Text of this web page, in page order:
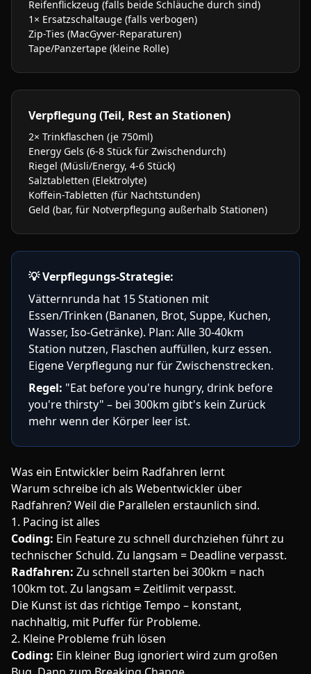
Reifenflickzeug (falls beide Schläuche durch sind)
1× Ersatzschaltauge (falls verbogen)
Zip-Ties (MacGyver-Reparaturen)
Tape/Panzertape (kleine Rolle)
Verpflegung (Teil, Rest an Stationen)
2× Trinkflaschen (je 750ml)
Energy Gels (6-8 Stück für Zwischendurch)
Riegel (Müsli/Energy, 4-6 Stück)
Salztabletten (Elektrolyte)
Koffein-Tabletten (für Nachtstunden)
Geld (bar, für Notverpflegung außerhalb Stationen)
💡Verpflegungs-Strategie:
Vätternrunda hat 15 Stationen mit
Essen/Trinken (Bananen, Brot, Suppe, Kuchen,
Wasser, Iso-Getränke). Plan: Alle 30-40km
Station nutzen, Flaschen auffüllen, kurz essen.
Eigene Verpflegung nur für Zwischenstrecken.
Regel: "Eat before you're hungry, drink before
you're thirsty" – bei 300km gibt's kein Zurück
mehr wenn der Körper leer ist.
Was ein Entwickler beim Radfahren lernt
Warum schreibe ich als Webentwickler über
Radfahren? Weil die Parallelen erstaunlich sind.
1. Pacing ist alles
Coding: Ein Feature zu schnell durchziehen führt zu
technischer Schuld. Zu langsam = Deadline verpasst.
Radfahren: Zu schnell starten bei 300km = nach
100km tot. Zu langsam = Zeitlimit verpasst.
Die Kunst ist das richtige Tempo – konstant,
nachhaltig, mit Puffer für Probleme.
2. Kleine Probleme früh lösen
Coding: Ein kleiner Bug ignoriert wird zum großen